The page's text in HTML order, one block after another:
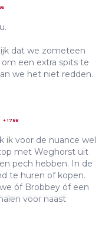
dat we zometeen
een extra spits te
we het niet redden.
+1788
ik voor de nuance wel
met Weghorst uit
pech hebben. In de
te huren of kopen.
óf Brobbey óf een
voor naast